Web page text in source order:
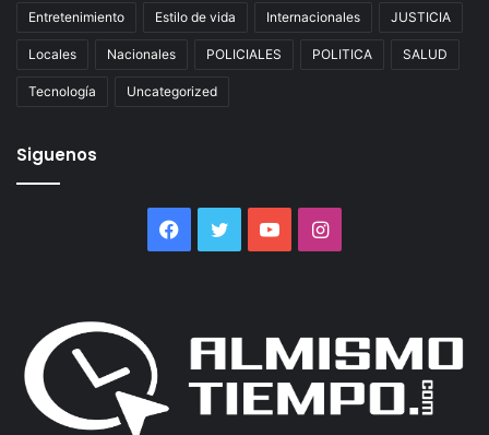
Entretenimiento Estilo de vida Internacionales JUSTICIA
Locales Nacionales POLICIALES POLITICA SALUD
Tecnología Uncategorized
Siguenos
Facebook
TwitterYouTubeInstagram